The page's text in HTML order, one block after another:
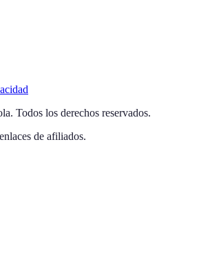
. Todos los derechos reservados.
de afiliados.